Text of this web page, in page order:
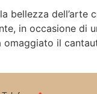
bellezza
in occasione di
omaggiato il